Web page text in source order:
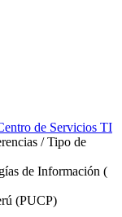
de Servicios TI
/ Tipo de
de Información (
(PUCP)